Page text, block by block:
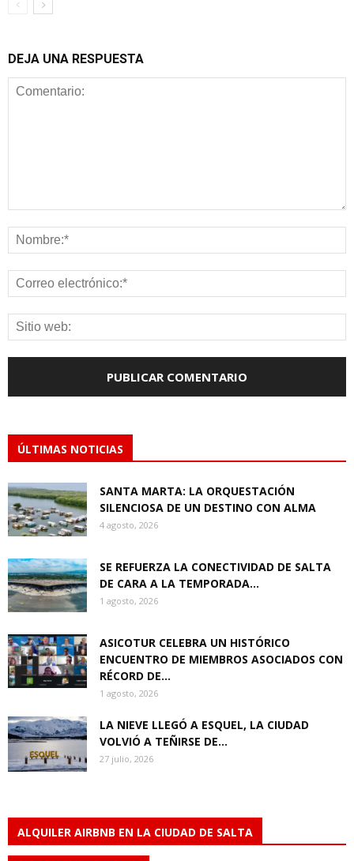
DEJA UNA RESPUESTA
ÚLTIMAS NOTICIAS
SANTA MARTA: LA ORQUESTACIÓN
SILENCIOSA DE UN DESTINO CON ALMA
4 agosto, 2026
SE REFUERZA LA CONECTIVIDAD DE SALTA
DE CARA A LA TEMPORADA...
1 agosto, 2026
ASICOTUR CELEBRA UN HISTÓRICO
ENCUENTRO DE MIEMBROS ASOCIADOS CON
RÉCORD DE...
1 agosto, 2026
LA NIEVE LLEGÓ A ESQUEL, LA CIUDAD
VOLVIÓ A TEÑIRSE DE...
27 julio, 2026
ALQUILER AIRBNB EN LA CIUDAD DE SALTA